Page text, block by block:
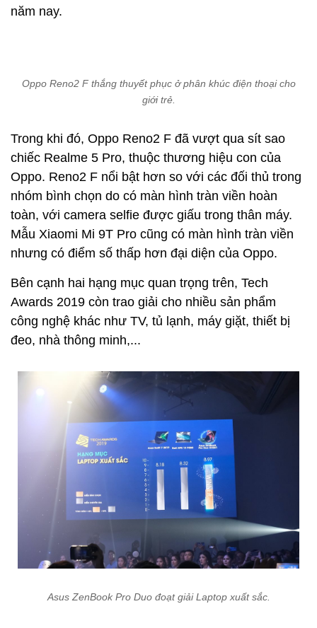
năm nay.
Oppo Reno2 F thắng thuyết phục ở phân khúc điện thoại cho
giới trẻ.
Trong khi đó, Oppo Reno2 F đã vượt qua sít sao
chiếc Realme 5 Pro, thuộc thương hiệu con của
Oppo. Reno2 F nổi bật hơn so với các đối thủ trong
nhóm bình chọn do có màn hình tràn viền hoàn
toàn, với camera selfie được giấu trong thân máy.
Mẫu Xiaomi Mi 9T Pro cũng có màn hình tràn viền
nhưng có điểm số thấp hơn đại diện của Oppo.
Bên cạnh hai hạng mục quan trọng trên, Tech
Awards 2019 còn trao giải cho nhiều sản phẩm
công nghệ khác như TV, tủ lạnh, máy giặt, thiết bị
đeo, nhà thông minh,...
Asus ZenBook Pro Duo đoạt giải Laptop xuất sắc.